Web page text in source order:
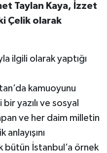
Taylan Kaya, İzzet
Çelik olarak
ilgili olarak yaptığı
kamuoyunu
yazılı ve sosyal
ve her daim milletin
bütün İstanbul’a örnek